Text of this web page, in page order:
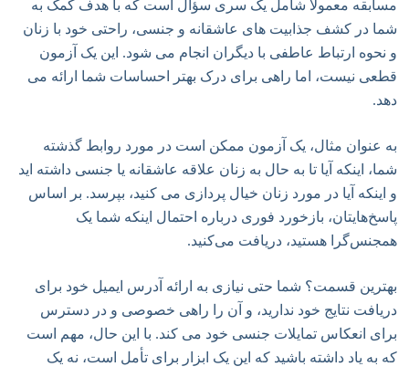
مسابقه معمولاً شامل یک سری سؤال است که با هدف کمک به
شما در کشف جذابیت های عاشقانه و جنسی، راحتی خود با زنان
و نحوه ارتباط عاطفی با دیگران انجام می شود. این یک آزمون
قطعی نیست، اما راهی برای درک بهتر احساسات شما ارائه می
دهد.
به عنوان مثال، یک آزمون ممکن است در مورد روابط گذشته
شما، اینکه آیا تا به حال به زنان علاقه عاشقانه یا جنسی داشته اید
و اینکه آیا در مورد زنان خیال پردازی می کنید، بپرسد. بر اساس
پاسخ‌هایتان، بازخورد فوری درباره احتمال اینکه شما یک
همجنس‌گرا هستید، دریافت می‌کنید.
بهترین قسمت؟ شما حتی نیازی به ارائه آدرس ایمیل خود برای
دریافت نتایج خود ندارید، و آن را راهی خصوصی و در دسترس
برای انعکاس تمایلات جنسی خود می کند. با این حال، مهم است
که به یاد داشته باشید که این یک ابزار برای تأمل است، نه یک